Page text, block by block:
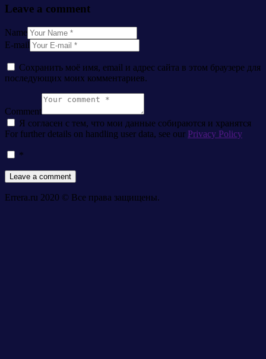
Leave a comment
Name
E-mail
Сохранить моё имя, email и адрес сайта в этом браузере для
последующих моих комментариев.
Comment
Я согласен с тем, что мои данные собираются и хранятся
For further details on handling user data, see our Privacy Policy
*
Errera.ru 2020 © Все права защищены.